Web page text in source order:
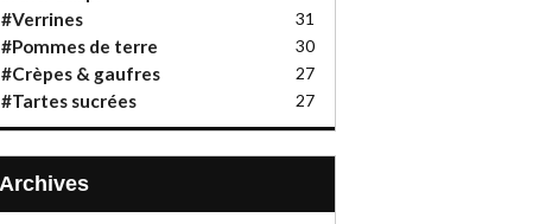
#Verrines 31
#Pommes de terre 30
#Crèpes & gaufres 27
#Tartes sucrées 27
Archives